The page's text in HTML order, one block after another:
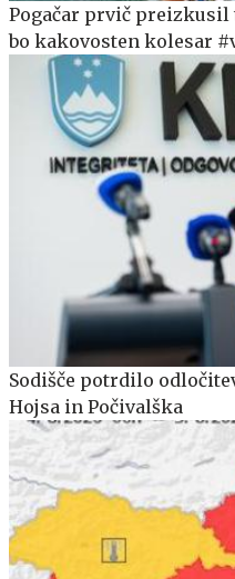
Pogačar prvič preizkusil
bo kakovosten kolesar
Sodišče potrdilo
Hojsa in Počivalška